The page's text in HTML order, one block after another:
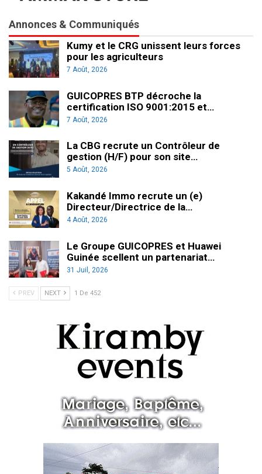
Annonces & Communiqués
Kumy et le CRG unissent leurs forces
pour les agriculteurs
7 Août, 2026
GUICOPRES BTP décroche la
certification ISO 9001:2015 et…
7 Août, 2026
La CBG recrute un Contrôleur de
gestion (H/F) pour son site…
5 Août, 2026
Kakandé Immo recrute un (e)
Directeur/Directrice de la…
4 Août, 2026
Le Groupe GUICOPRES et Huawei
Guinée scellent un partenariat…
31 Juil, 2026
PREV NEXT 1 De 452